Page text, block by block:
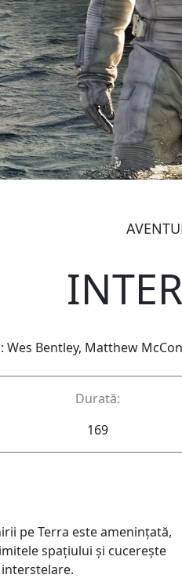
Wes Bentley, Matthew
Durată:
169
pe Terra este amenințată,
spațiului și cucerește